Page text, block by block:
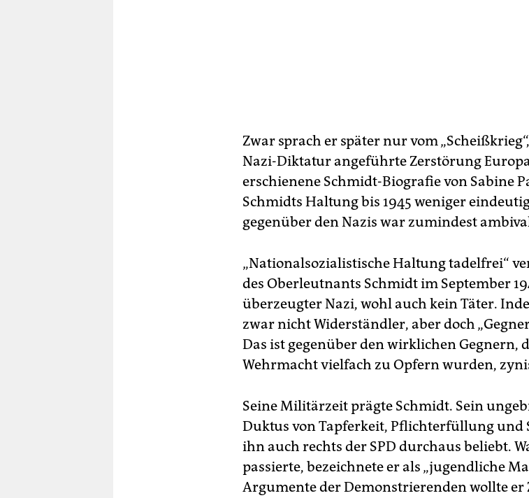
Zwar sprach er später nur vom
Nazi-Diktatur angeführte Zerstörung
erschienene Schmidt-Biografie von Sabine
Schmidts Haltung bis 1945 weniger
gegenüber den Nazis war zumindest
„Nationalsozialistische Haltung tadelfrei“
des Oberleutnants Schmidt im September
überzeugter Nazi, wohl auch kein Täter.
zwar nicht Widerständler, aber doch
Das ist gegenüber den wirklichen Gegnern,
Wehrmacht vielfach zu Opfern wurden,
Seine Militärzeit prägte Schmidt. Sein
Duktus von Tapferkeit, Pflichterfüllung
ihn auch rechts der SPD durchaus beliebt.
passierte, bezeichnete er als „jugendliche
Argumente der Demonstrierenden wollte er